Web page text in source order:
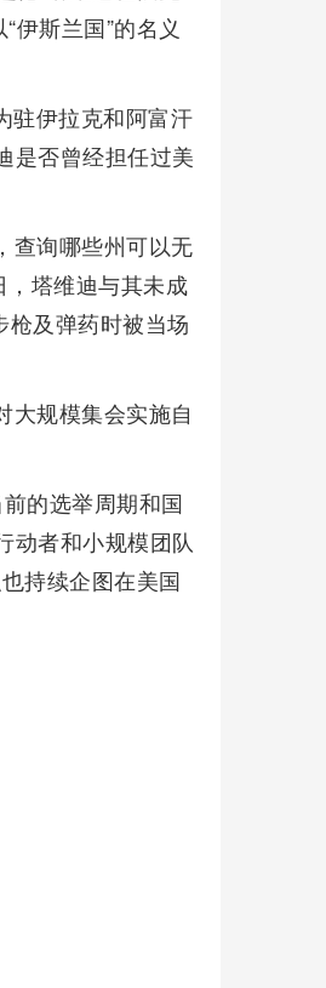
伊斯兰国”的名义
驻伊拉克和阿富汗
是否曾经担任过美
查询哪些州可以无
塔维迪与其未成
及弹药时被当场
大规模集会实施自
的选举周期和国
动者和小规模团队
持续企图在美国